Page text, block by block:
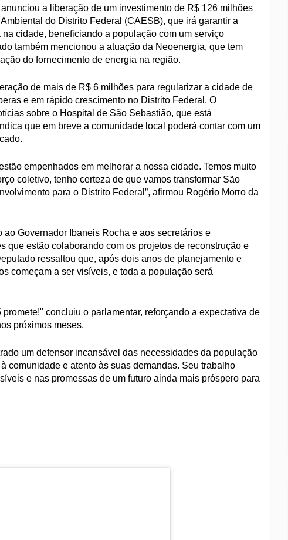
a liberação de um investimento de R$ 126 milhões
do Distrito Federal (CAESB), que irá garantir a
cidade, beneficiando a população com um serviço
também mencionou a atuação da Neoenergia, que tem
do fornecimento de energia na região.
de mais de R$ 6 milhões para regularizar a cidade de
e em rápido crescimento no Distrito Federal. O
sobre o Hospital de São Sebastião, que está
que em breve a comunidade local poderá contar com um
empenhados em melhorar a nossa cidade. Temos muito
coletivo, tenho certeza de que vamos transformar São
para o Distrito Federal”, afirmou Rogério Morro da
ao Governador Ibaneis Rocha e aos secretários e
que estão colaborando com os projetos de reconstrução e
ressaltou que, após dois anos de planejamento e
começam a ser visíveis, e toda a população será
concluiu o parlamentar, reforçando a expectativa de
próximos meses.
um defensor incansável das necessidades da população
comunidade e atento às suas demandas. Seu trabalho
e nas promessas de um futuro ainda mais próspero para